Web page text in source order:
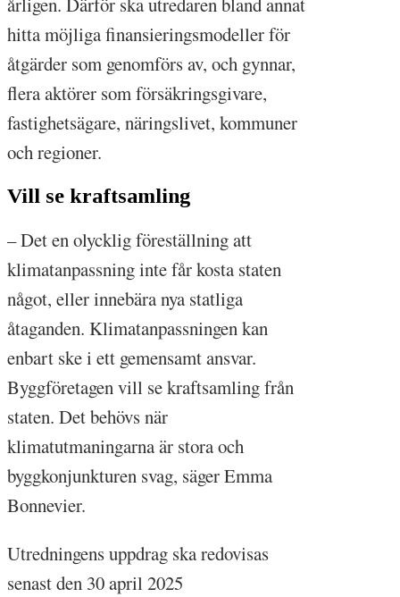
hitta möjliga finansieringsmodeller för
åtgärder som genomförs av, och gynnar,
flera aktörer som försäkringsgivare,
fastighetsägare, näringslivet, kommuner
och regioner.
Vill se kraftsamling
– Det en olycklig föreställning att
klimatanpassning inte får kosta staten
något, eller innebära nya statliga
åtaganden. Klimatanpassningen kan
enbart ske i ett gemensamt ansvar.
Byggföretagen vill se kraftsamling från
staten. Det behövs när
klimatutmaningarna är stora och
byggkonjunkturen svag, säger Emma
Bonnevier.
Utredningens uppdrag ska redovisas
senast den 30 april 2025